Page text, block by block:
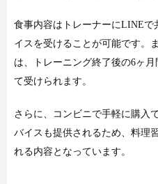
食事内容はトレーナーにLINEで
イスを受けることが可能です。
は、トレーニング終了後の6ヶ
て受けられます。
さらに、コンビニで手軽に購入
バイスも提供されるため、料理
れる内容となっています。